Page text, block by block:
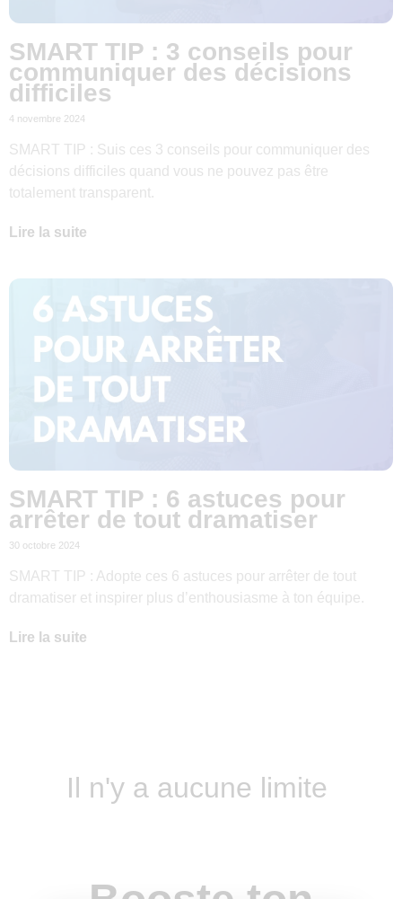
SMART TIP : 3 conseils pour
communiquer des décisions
difficiles
4 novembre 2024
SMART TIP : Suis ces 3 conseils pour communiquer des
décisions difficiles quand vous ne pouvez pas être
totalement transparent.
Lire la suite
SMART TIP : 6 astuces pour
arrêter de tout dramatiser
30 octobre 2024
SMART TIP : Adopte ces 6 astuces pour arrêter de tout
dramatiser et inspirer plus d’enthousiasme à ton équipe.
Lire la suite
Il n'y a aucune limite